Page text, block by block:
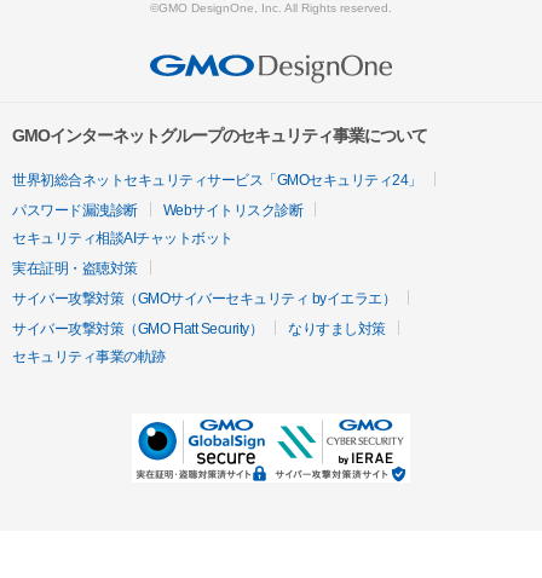
©GMO DesignOne, Inc. All Rights reserved.
GMOインターネットグループのセキュリティ事業について
世界初総合ネットセキュリティサービス「GMOセキュリティ24」
パスワード漏洩診断
Webサイトリスク診断
セキュリティ相談AIチャットボット
実在証明・盗聴対策
サイバー攻撃対策（GMOサイバーセキュリティ byイエラエ）
サイバー攻撃対策（GMO Flatt Security）
なりすまし対策
セキュリティ事業の軌跡